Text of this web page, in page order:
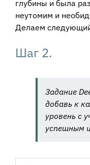
глубины и была
неутомим и
Делаем
Шаг 2.
Задание
добавь к
уровень с
успешным